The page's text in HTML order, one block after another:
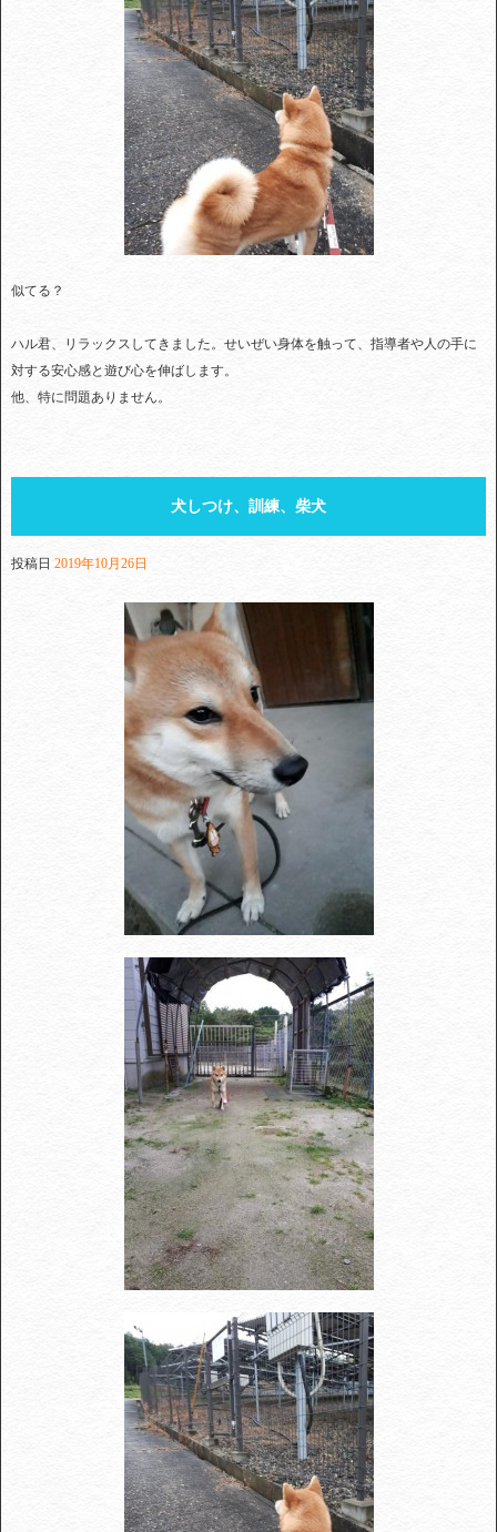
似てる？
ハル君、リラックスしてきました。せいぜい身体を触って、指導者や人の手に
対する安心感と遊び心を伸ばします。
他、特に問題ありません。
犬しつけ、訓練、柴犬
投稿日 2019年10月26日